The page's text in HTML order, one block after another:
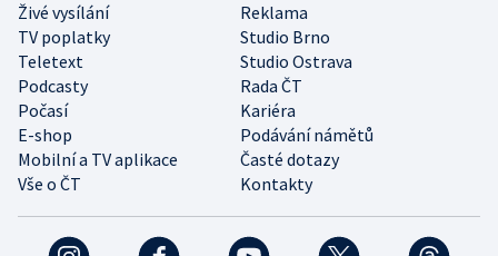
Živé vysílání
Reklama
TV poplatky
Studio Brno
Teletext
Studio Ostrava
Podcasty
Rada ČT
Počasí
Kariéra
E-shop
Podávání námětů
Mobilní a TV aplikace
Časté dotazy
Vše o ČT
Kontakty